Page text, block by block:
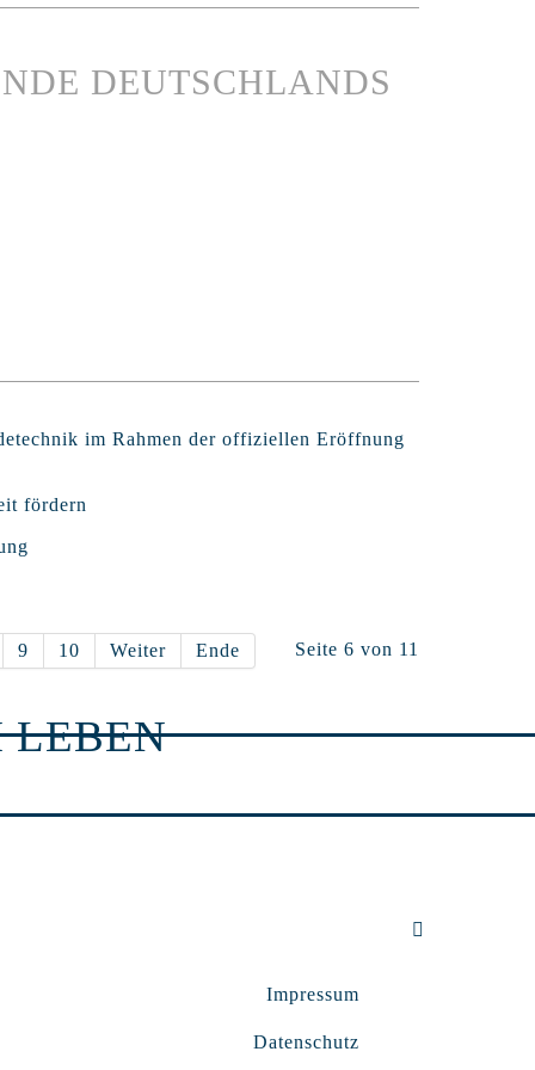
DEUTSCHLANDS
im Rahmen der offiziellen Eröffnung
fördern
Seite 6 von 11
9 10 Weiter Ende
LEBEN
Impressum
Datenschutz